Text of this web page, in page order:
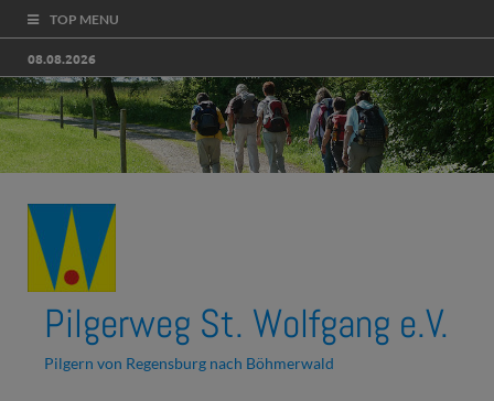
TOP MENU
08.08.2026
Pilgerweg St. Wolfgang e.V.
Pilgern von Regensburg nach Böhmerwald